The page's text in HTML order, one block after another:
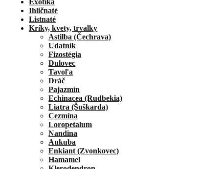
Ihličnaté
Listnaté
Kríky, kvety, trvalky
Astilba (Čechrava)
Udatník
Fizostégia
Dulovec
Tavoľa
Dráč
Pajazmín
Echinacea (Rudbekia)
Liatra (Šuškarda)
Cezmína
Loropetalum
Nandina
Aukuba
Enkiant (Zvonkovec)
Hamamel